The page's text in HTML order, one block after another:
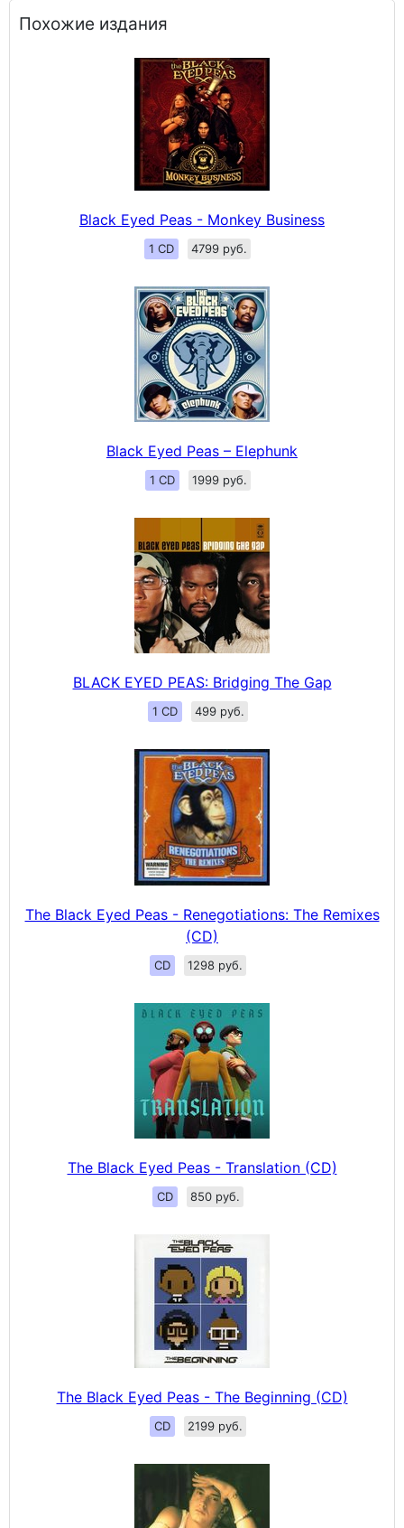
Похожие издания
Black Eyed Peas - Monkey Business
1 CD 4799 руб.
Black Eyed Peas – Elephunk
1 CD 1999 руб.
BLACK EYED PEAS: Bridging The Gap
1 CD 499 руб.
The Black Eyed Peas - Renegotiations: The Remixes
(CD)
CD 1298 руб.
The Black Eyed Peas - Translation (CD)
CD 850 руб.
The Black Eyed Peas - The Beginning (CD)
CD 2199 руб.